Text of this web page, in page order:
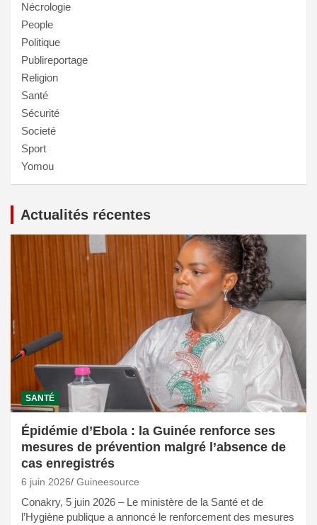
Nécrologie
People
Politique
Publireportage
Religion
Santé
Sécurité
Societé
Sport
Yomou
Actualités récentes
SANTÉ
Épidémie d’Ebola : la Guinée renforce ses
mesures de prévention malgré l’absence de
cas enregistrés
6 juin 2026 Guineesource
Conakry, 5 juin 2026 – Le ministère de la Santé et de
l’Hygiène publique a annoncé le renforcement des mesures